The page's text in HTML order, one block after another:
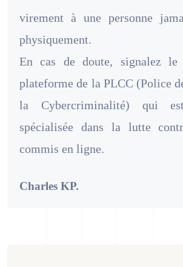
virement à une personne
physiquement.
En cas de doute, signalez
plateforme de la PLCC (Police
la Cybercriminalité) qui
spécialisée dans la lutte
commis en ligne.
Charles KP.